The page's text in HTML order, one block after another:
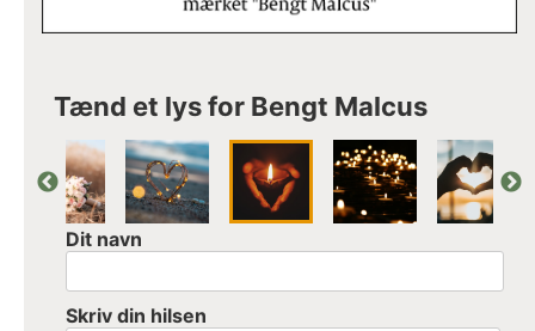
Tænd et lys for Bengt Malcus
Dit navn
Skriv din hilsen